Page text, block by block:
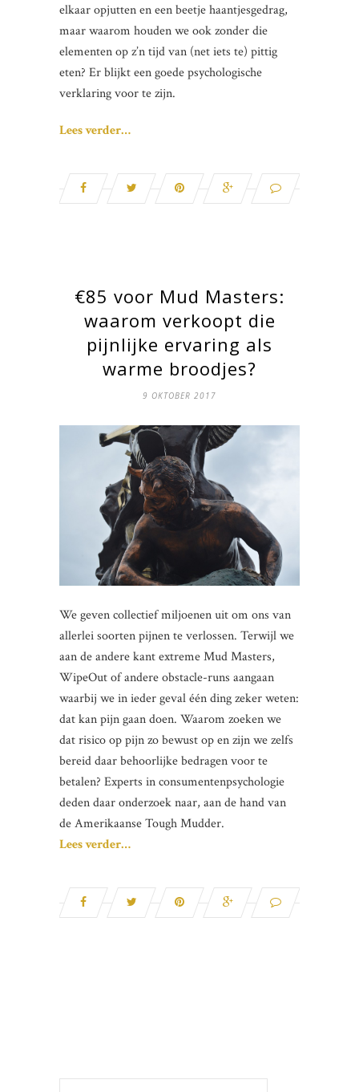
elkaar opjutten en een beetje haantjesgedrag,
maar waarom houden we ook zonder die
elementen op z’n tijd van (net iets te) pittig
eten? Er blijkt een goede psychologische
verklaring voor te zijn.
Lees verder…
€85 voor Mud Masters:
waarom verkoopt die
pijnlijke ervaring als
warme broodjes?
9 OKTOBER 2017
We geven collectief miljoenen uit om ons van
allerlei soorten pijnen te verlossen. Terwijl we
aan de andere kant extreme Mud Masters,
WipeOut of andere obstacle-runs aangaan
waarbij we in ieder geval één ding zeker weten:
dat kan pijn gaan doen. Waarom zoeken we
dat risico op pijn zo bewust op en zijn we zelfs
bereid daar behoorlijke bedragen voor te
betalen? Experts in consumentenpsychologie
deden daar onderzoek naar, aan de hand van
de Amerikaanse Tough Mudder.
Lees verder…